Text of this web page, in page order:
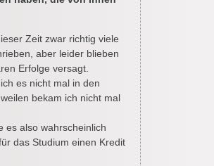
Zeit zwar richtig viele
aber leider blieben
Erfolge versagt.
es nicht mal in den
bekam ich nicht mal
es also wahrscheinlich
das Studium einen Kredit